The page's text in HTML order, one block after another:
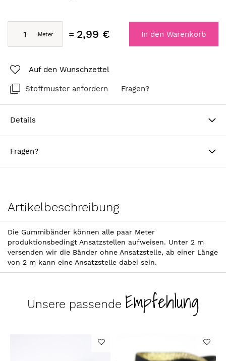
2,99 € In den Warenkorb
Auf den Wunschzettel
Stoffmuster anfordern Fragen?
Details
Fragen?
Artikelbeschreibung
Die Gummibänder können alle paar Meter
produktionsbedingt Ansatzstellen aufweisen. Unter 2 m
versenden wir die Bänder ohne Ansatzstelle, ab einer Länge
von 2 m kann eine Ansatzstelle dabei sein.
Unsere passende Empfehlung